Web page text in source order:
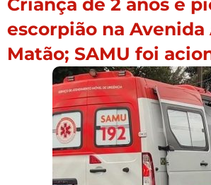
escorpião na Avenida
Matão; SAMU foi